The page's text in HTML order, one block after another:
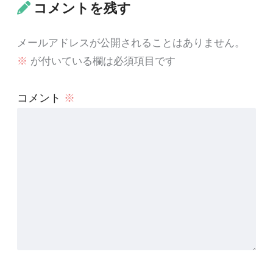
コメントを残す
メールアドレスが公開されることはありません。
※ が付いている欄は必須項目です
コメント ※